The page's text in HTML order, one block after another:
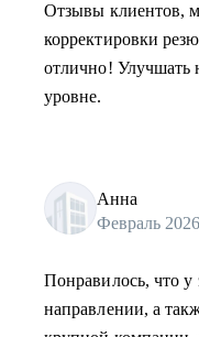
Отзывы клиентов,
корректировки
отлично! Улучшать
уровне.
Анна
Февраль 2026
Понравилось, что у
направлении, а